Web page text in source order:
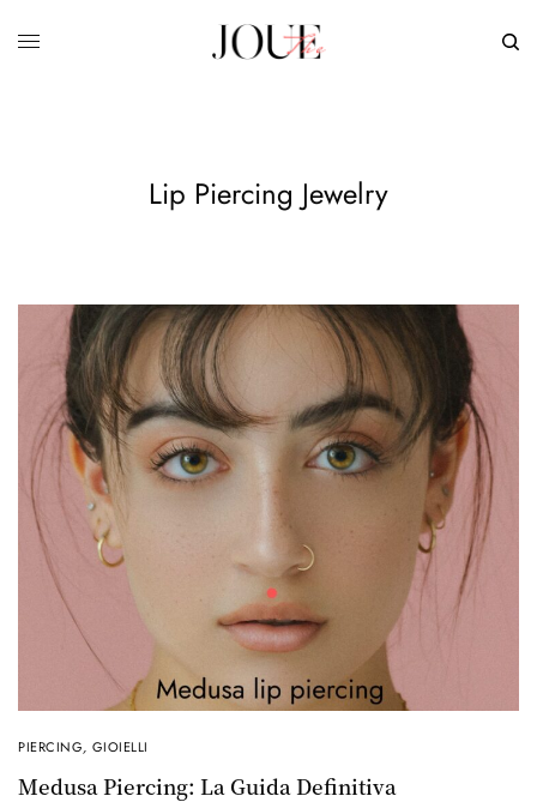
Lip Piercing Jewelry
PIERCING, GIOIELLI
Medusa Piercing: La Guida Definitiva